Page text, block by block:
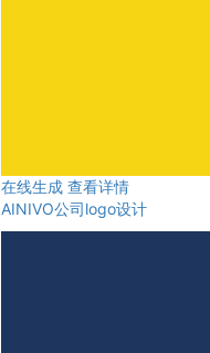
在线生成 查看详情
AINIVO公司logo设计